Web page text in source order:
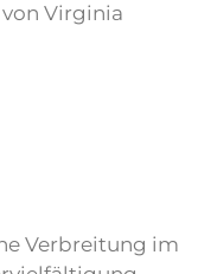
Virginia
Verbreitung im